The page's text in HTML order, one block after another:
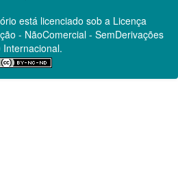
está licenciado sob a Licença
- NãoComercial - SemDerivações
Internacional.